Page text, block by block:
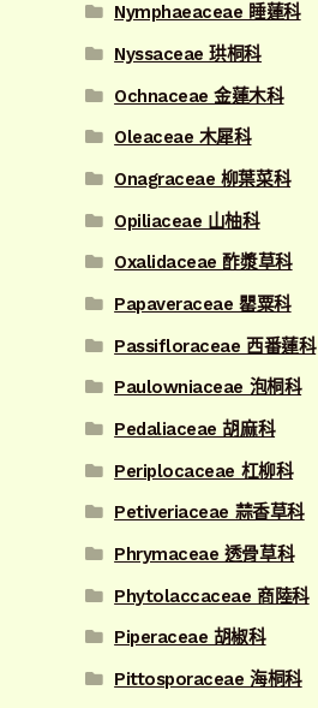
Nymphaeaceae 睡蓮科
Nyssaceae 珙桐科
Ochnaceae 金蓮木科
Oleaceae 木犀科
Onagraceae 柳葉菜科
Opiliaceae 山柚科
Oxalidaceae 酢漿草科
Papaveraceae 罌粟科
Passifloraceae 西番蓮科
Paulowniaceae 泡桐科
Pedaliaceae 胡麻科
Periplocaceae 杠柳科
Petiveriaceae 蒜香草科
Phrymaceae 透骨草科
Phytolaccaceae 商陸科
Piperaceae 胡椒科
Pittosporaceae 海桐科